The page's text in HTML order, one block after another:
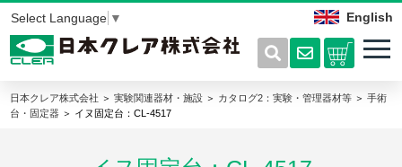
English
Select Language ▼
日本クレア株式会社 ＞実験関連器材・施設 ＞ カタログ2：実験・管理器材等 ＞手術
台・固定器 ＞ イヌ固定台：CL-4517